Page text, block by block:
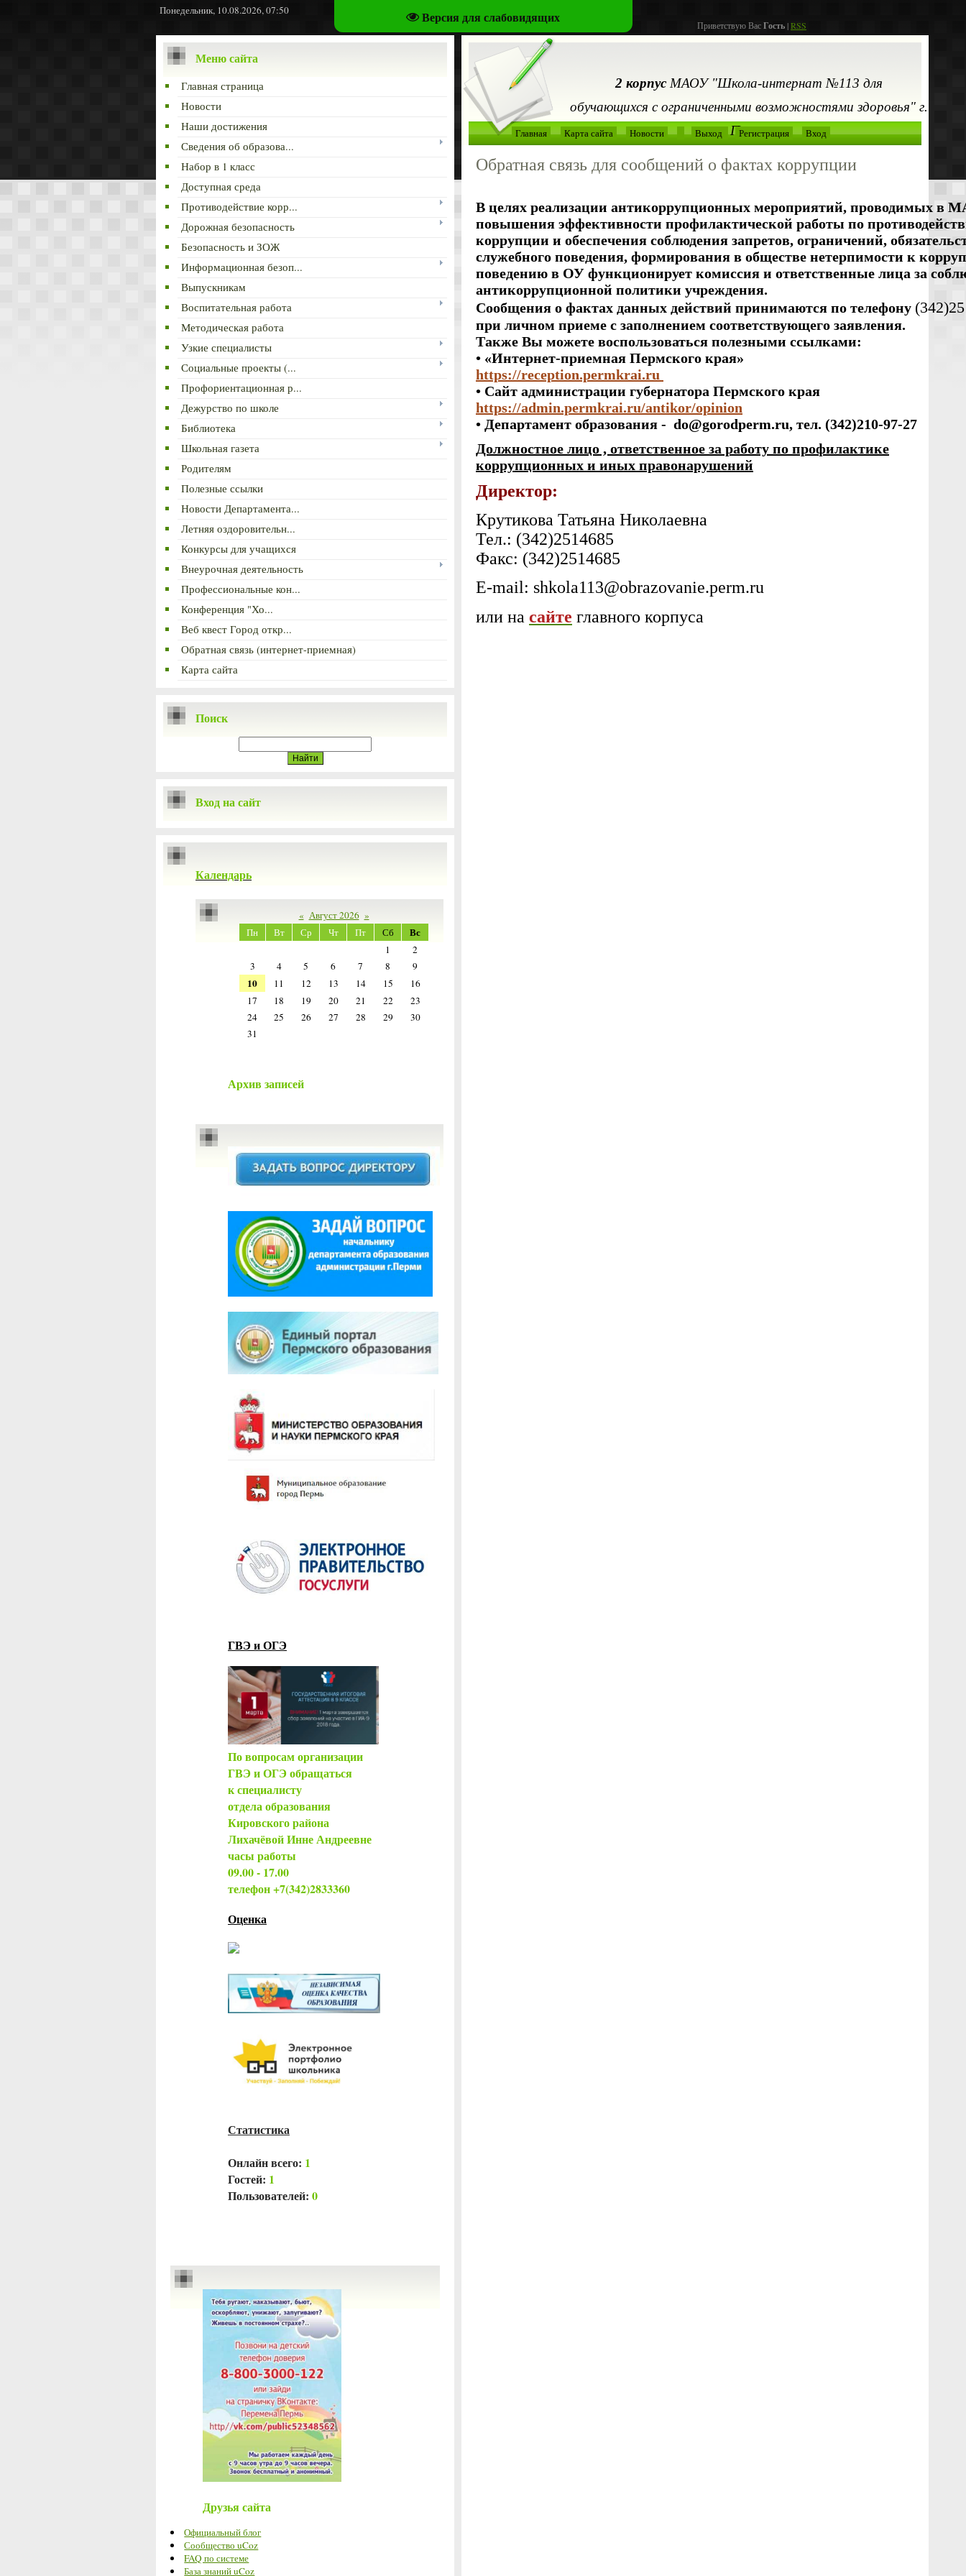
Версия для слабовидящих
Понедельник, 10.08.2026, 07:50
Приветствую ВасГость|RSS
Меню сайта
Главная страница
Новости
Наши достижения
Сведения об образова...
Набор в 1 класс
Доступная среда
Противодействие корр...
Дорожная безопасность
Безопасность и ЗОЖ
Информационная безоп...
Выпускникам
Воспитательная работа
Методическая работа
Узкие специалисты
Социальные проекты (...
Профориентационная р...
Дежурство по школе
Библиотека
Школьная газета
Родителям
Полезные ссылки
Новости Департамента...
Летняя оздоровительн...
Конкурсы для учащихся
Внеурочная деятельность
Профессиональные кон...
Конференция "Хо...
Веб квест Город откр...
Обратная связь (интернет-приемная)
Карта сайта
Поиск
Вход на сайт
Календарь
« Август 2026 »
Пн
Вт Ср Чт Пт Сб Вс
1
2
3
4 5 6 7 8 9
10 11 12 13 14 15
16
17
18 19 20 21 22
23
24
25 26 27 28 29
30
31
Архив записей
ГВЭ и ОГЭ
По вопросам организации
ГВЭ и ОГЭ обращаться
к специалисту
отдела образования
Кировского района
Лихачёвой Инне Андреевне
часы работы
09.00 - 17.00
телефон +7(342)2833360
Оценка
Статистика
Онлайн всего: 1
Гостей: 1
Пользователей: 0
Друзья сайта
Официальный блог
Сообщество uCoz
FAQ по системе
База знаний uCoz
2 корпус МАОУ "Школа-интернат №113 для
обучающихся с ограниченными возможностями здоровья" г.
Перми
Главная Карта сайта Новости Выход Регистрация Вход
Обратная связь для сообщений о фактах коррупции
В целях реализации антикоррупционных мероприятий, проводимых в
повышения эффективности профилактической работы по
коррупции и обеспечения соблюдения запретов, ограничений,
служебного поведения, формирования в обществе нетерпимости к
поведению в ОУ функционирует комиссия и ответственные лица за
антикоррупционной политики учреждения.
Сообщения о фактах данных действий принимаются по телефону
при личном приеме с заполнением соответствующего заявления.
Также Вы можете воспользоваться полезными ссылками:
• «Интернет-приемная Пермского края»
https://reception.permkrai.ru
• Сайт администрации губернатора Пермского края
https://admin.permkrai.ru/antikor/opinion
• Департамент образования - do@gorodperm.ru, тел. (342)210-97-27
Должностное лицо , ответственное за работу по профилактике
коррупционных и иных правонарушений
Директор:
Крутикова Татьяна Николаевна
Тел.: (342)2514685
Факс: (342)2514685
E-mail: shkola113@obrazovanie.perm.ru
или на сайте главного корпуса